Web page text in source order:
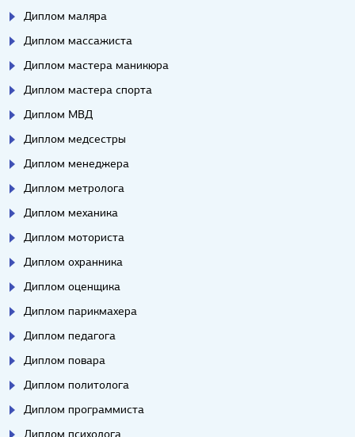
Диплом маляра
Диплом массажиста
Диплом мастера маникюра
Диплом мастера спорта
Диплом МВД
Диплом медсестры
Диплом менеджера
Диплом метролога
Диплом механика
Диплом моториста
Диплом охранника
Диплом оценщика
Диплом парикмахера
Диплом педагога
Диплом повара
Диплом политолога
Диплом программиста
Диплом психолога